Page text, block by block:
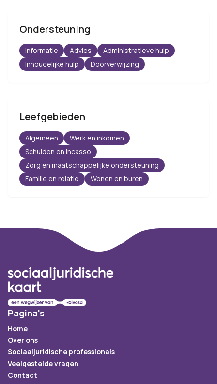
Ondersteuning
Informatie Advies
Administratieve hulp
Inhoudelijke hulp
Doorverwijzing
Leefgebieden
Algemeen
Werk en inkomen
Schulden en incasso
Zorg en maatschappelijke ondersteuning
Familie en relatie
Wonen en buren
Pagina's
Home
Over ons
Sociaaljuridische professionals
Veelgestelde vragen
Contact